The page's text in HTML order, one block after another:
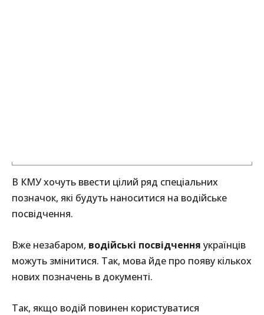
В КМУ хочуть ввести цілий ряд спеціальних
позначок, які будуть наноситися на водійське
посвідчення.
Вже незабаром, водійські посвідчення українців
можуть змінитися. Так, мова йде про появу кількох
нових позначень в документі.
Так, якщо водій повинен користуватися